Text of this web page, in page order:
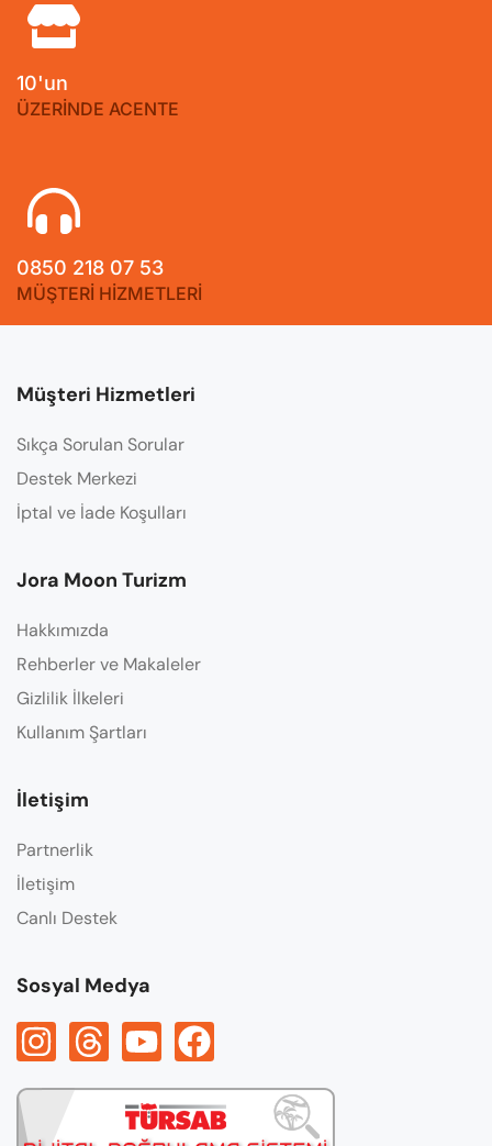
10'un
ÜZERİNDE ACENTE
0850 218 07 53
MÜŞTERİ HİZMETLERİ
Müşteri Hizmetleri
Sıkça Sorulan Sorular
Destek Merkezi
İptal ve İade Koşulları
Jora Moon Turizm
Hakkımızda
Rehberler ve Makaleler
Gizlilik İlkeleri
Kullanım Şartları
İletişim
Partnerlik
İletişim
Canlı Destek
Sosyal Medya